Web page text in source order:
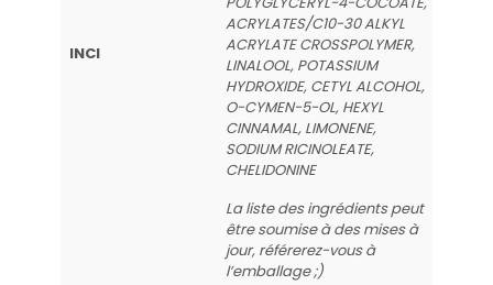
INCI
ACRYLATES/C10-30 ALKYL
ACRYLATE CROSSPOLYMER,
LINALOOL, POTASSIUM
HYDROXIDE, CETYL ALCOHOL,
O-CYMEN-5-OL, HEXYL
CINNAMAL, LIMONENE,
SODIUM RICINOLEATE,
CHELIDONINE
La liste des ingrédients peut
être soumise à des mises à
jour, référerez-vous à
l’emballage ;)